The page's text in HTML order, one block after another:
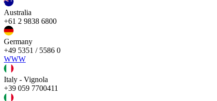
Australia
+61 2 9838 6800
Germany
+49 5351 / 5586 0
WWW
Italy - Vignola
+39 059 7700411